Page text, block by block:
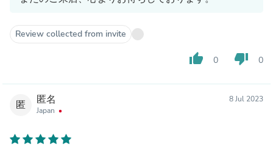
Review collected from invite
thumb_up 0 thumb_down 0
匿 匿名
Japan
8 Jul 2023